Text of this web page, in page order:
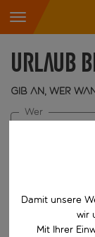
Urlaub
Gib an, wer
Wer
Suche
Damit unsere
wir
Mit Ihrer